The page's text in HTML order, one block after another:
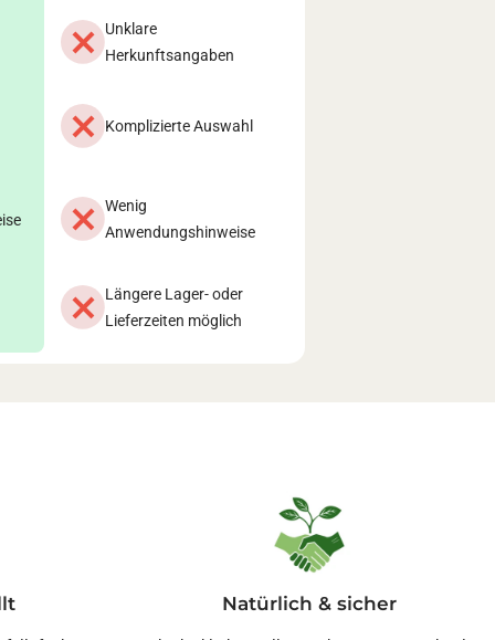
Unklare
Herkunftsangaben
Komplizierte Auswahl
Wenig
Anwendungshinweise
Längere Lager- oder
Lieferzeiten möglich
Natürlich & sicher